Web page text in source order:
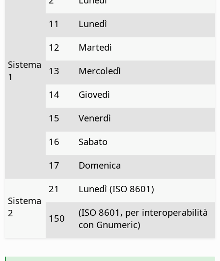
Sistema
1
11
Lunedì
12
Martedì
13
Mercoledì
14
Giovedì
15
Venerdì
16
Sabato
17
Domenica
Sistema
2
21 Lunedì (ISO 8601)
150
(ISO 8601, per interoperabilità
con Gnumeric)